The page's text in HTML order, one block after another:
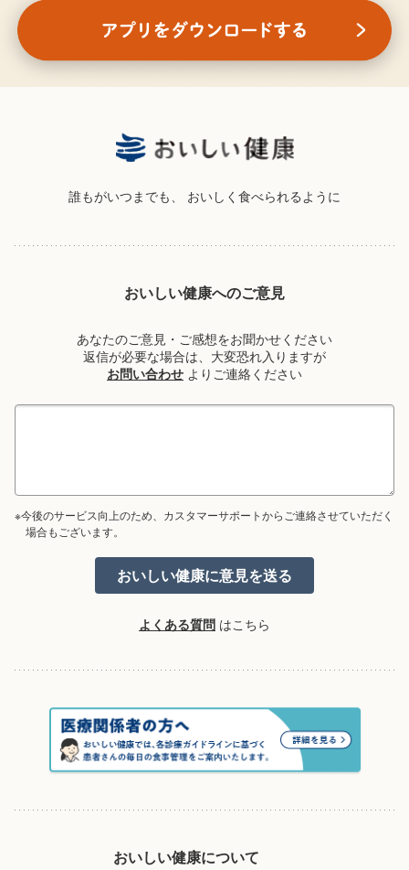
誰もがいつまでも、 おいしく食べられるように
おいしい健康へのご意見
あなたのご意見・ご感想をお聞かせください
返信が必要な場合は、大変恐れ入りますが
お問い合わせ よりご連絡ください
※今後のサービス向上のため、カスタマーサポートからご連絡させていただく
場合もございます。
よくある質問 はこちら
おいしい健康について